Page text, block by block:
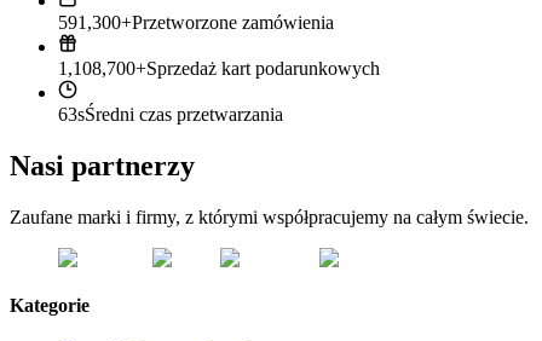
591,300+Przetworzone zamówienia
1,108,700+Sprzedaż kart podarunkowych
63sŚredni czas przetwarzania
Nasi partnerzy
Zaufane marki i firmy, z którymi współpracujemy na całym świecie.
Kategorie